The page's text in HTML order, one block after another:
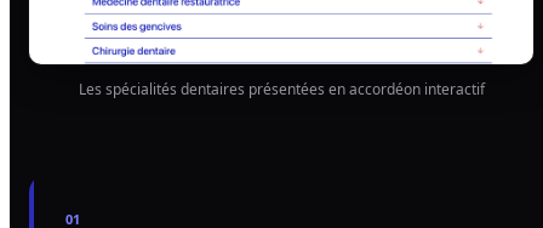
Les spécialités dentaires présentées en accordéon interactif
01